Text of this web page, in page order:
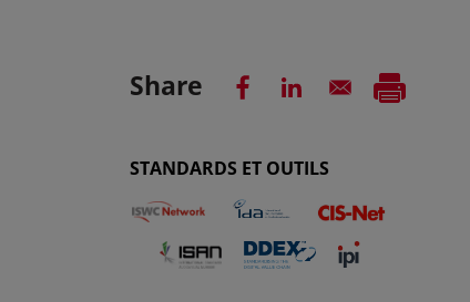
Share
STANDARDS ET OUTILS